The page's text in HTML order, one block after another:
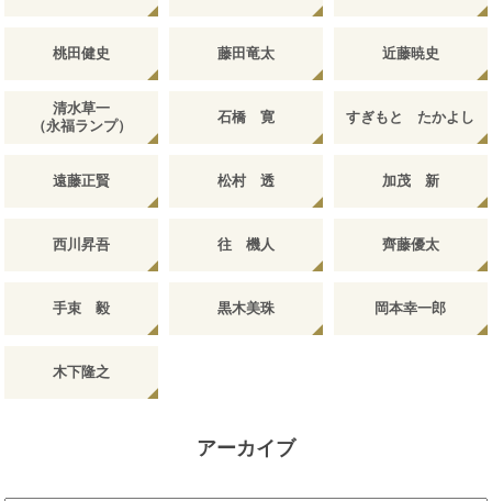
桃田健史 藤田竜太 近藤暁史
清水草一
（永福ランプ）
石橋 寛 すぎもと たかよし
遠藤正賢 松村 透 加茂 新
西川昇吾 往 機人 齊藤優太
手束 毅 黒木美珠 岡本幸一郎
木下隆之
アーカイブ